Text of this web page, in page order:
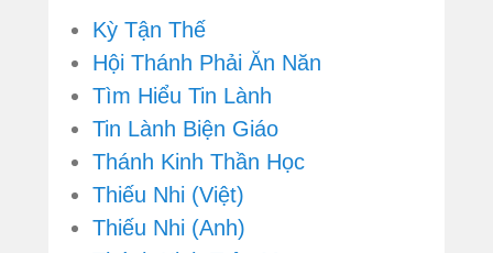
Kỳ Tận Thế
Hội Thánh Phải Ăn Năn
Tìm Hiểu Tin Lành
Tin Lành Biện Giáo
Thánh Kinh Thần Học
Thiếu Nhi (Việt)
Thiếu Nhi (Anh)